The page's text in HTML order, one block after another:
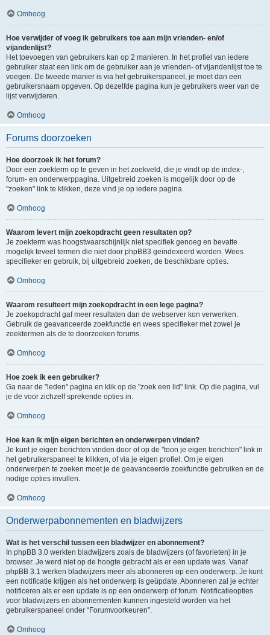
Omhoog
Hoe verwijder of voeg ik gebruikers toe aan mijn vrienden- en/of
vijandenlijst?
Het toevoegen van gebruikers kan op 2 manieren. In het profiel van iedere
gebruiker staat een link om de gebruiker aan je vrienden- of vijandenlijst toe te
voegen. De tweede manier is via het gebruikerspaneel, je moet dan een
gebruikersnaam opgeven. Op dezelfde pagina kun je gebruikers weer van de
lijst verwijderen.
Omhoog
Forums doorzoeken
Hoe doorzoek ik het forum?
Door een zoekterm op te geven in het zoekveld, die je vindt op de index-,
forum- en onderwerppagina. Uitgebreid zoeken is mogelijk door op de
"zoeken" link te klikken, deze vind je op iedere pagina.
Omhoog
Waarom levert mijn zoekopdracht geen resultaten op?
Je zoekterm was hoogstwaarschijnlijk niet specifiek genoeg en bevatte
mogelijk teveel termen die niet door phpBB3 geïndexeerd worden. Wees
specifieker en gebruik, bij uitgebreid zoeken, de beschikbare opties.
Omhoog
Waarom resulteert mijn zoekopdracht in een lege pagina?
Je zoekopdracht gaf meer resultaten dan de webserver kon verwerken.
Gebruik de geavanceerde zoekfunctie en wees specifieker met zowel je
zoektermen als de te doorzoeken forums.
Omhoog
Hoe zoek ik een gebruiker?
Ga naar de "leden" pagina en klik op de "zoek een lid" link. Op die pagina, vul
je de voor zichzelf sprekende opties in.
Omhoog
Hoe kan ik mijn eigen berichten en onderwerpen vinden?
Je kunt je eigen berichten vinden door of op de "toon je eigen berichten" link in
het gebruikerspaneel te klikken, of via je eigen profiel. Om je eigen
onderwerpen te zoeken moet je de geavanceerde zoekfunctie gebruiken en de
nodige opties invullen.
Omhoog
Onderwerpabonnementen en bladwijzers
Wat is het verschil tussen een bladwijzer en abonnement?
In phpBB 3.0 werkten bladwijzers zoals de bladwijzers (of favorieten) in je
browser. Je werd niet op de hoogte gebracht als er een update was. Vanaf
phpBB 3.1 werken bladwijzers meer als abonneren op een onderwerp. Je kunt
een notificatie krijgen als het onderwerp is geüpdate. Abonneren zal je echter
notificeren als er een update is op een onderwerp of forum. Notificatieopties
voor bladwijzers en abonnementen kunnen ingesteld worden via het
gebruikerspaneel onder “Forumvoorkeuren”.
Omhoog